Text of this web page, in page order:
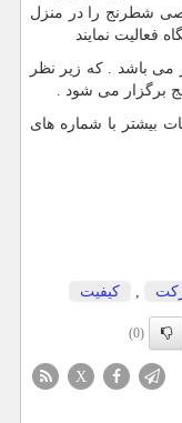
شطرنج را در منزل
فعالیت نمایند
عمومی شطرنج از 3 نفر تا 15 نفر می باشد . که زیر نظر
برگزار می شود .
بیشتر با شماره های
كیفیت
(0)
X